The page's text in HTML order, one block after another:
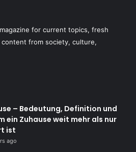
for current topics, fresh
from society, culture,
– Bedeutung, Definition und
ein Zuhause weit mehr als nur
ist
ago